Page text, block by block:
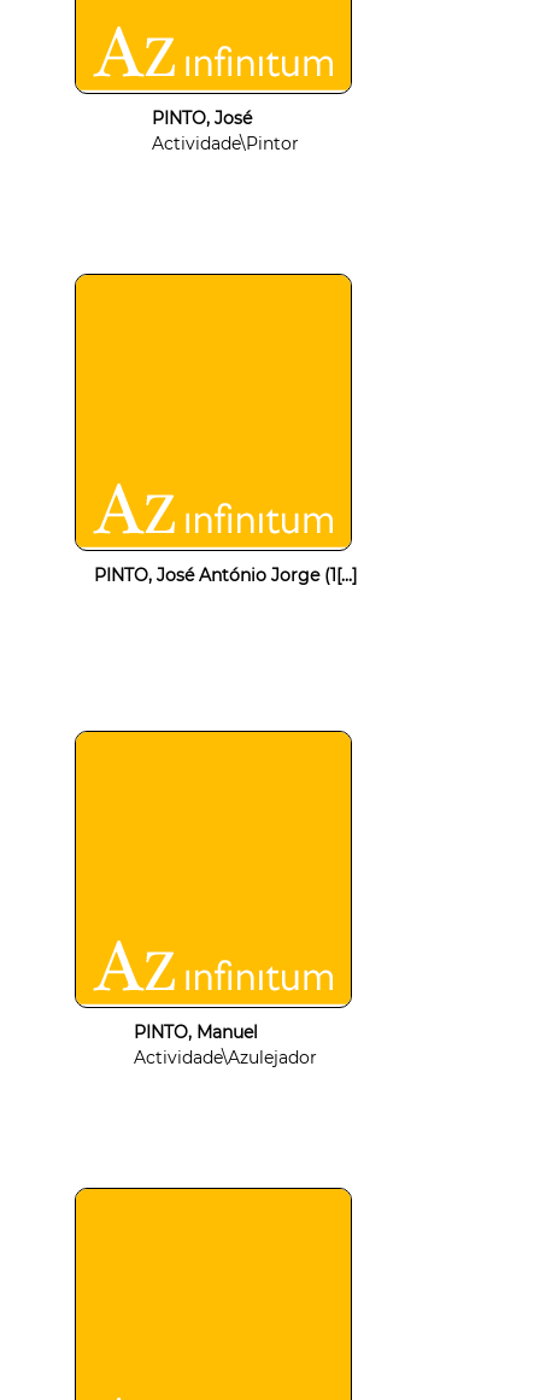
PINTO, José
Actividade\Pintor
PINTO, José António Jorge (1[...]
PINTO, Manuel
Actividade\Azulejador